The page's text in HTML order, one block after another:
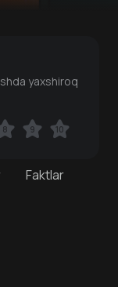
Faktlar
yaxshiroq
8 9 10
8 9 10